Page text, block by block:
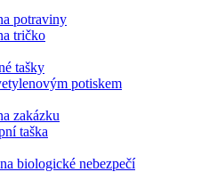
potraviny
tričko
tašky
potiskem
zakázku
taška
biologické nebezpečí